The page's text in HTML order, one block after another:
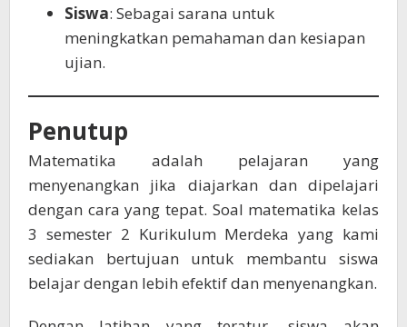
Siswa: Sebagai sarana untuk
meningkatkan pemahaman dan kesiapan
ujian.
Penutup
Matematika adalah pelajaran yang
menyenangkan jika diajarkan dan dipelajari
dengan cara yang tepat. Soal matematika kelas
3 semester 2 Kurikulum Merdeka yang kami
sediakan bertujuan untuk membantu siswa
belajar dengan lebih efektif dan menyenangkan.